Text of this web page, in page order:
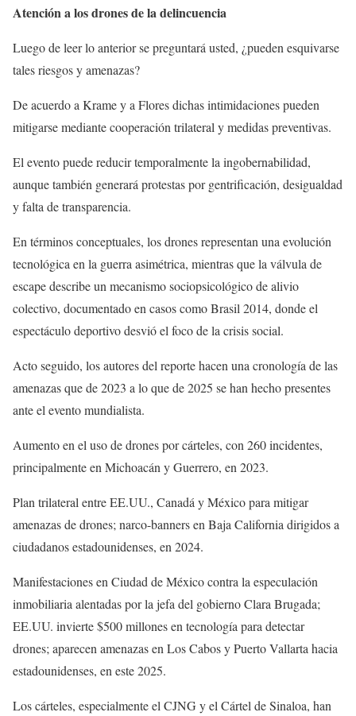
Atención a los drones de la delincuencia
Luego de leer lo anterior se preguntará usted, ¿pueden esquivarse
tales riesgos y amenazas?
De acuerdo a Krame y a Flores dichas intimidaciones pueden
mitigarse mediante cooperación trilateral y medidas preventivas.
El evento puede reducir temporalmente la ingobernabilidad,
aunque también generará protestas por gentrificación, desigualdad
y falta de transparencia.
En términos conceptuales, los drones representan una evolución
tecnológica en la guerra asimétrica, mientras que la válvula de
escape describe un mecanismo sociopsicológico de alivio
colectivo, documentado en casos como Brasil 2014, donde el
espectáculo deportivo desvió el foco de la crisis social.
Acto seguido, los autores del reporte hacen una cronología de las
amenazas que de 2023 a lo que de 2025 se han hecho presentes
ante el evento mundialista.
Aumento en el uso de drones por cárteles, con 260 incidentes,
principalmente en Michoacán y Guerrero, en 2023.
Plan trilateral entre EE.UU., Canadá y México para mitigar
amenazas de drones; narco-banners en Baja California dirigidos a
ciudadanos estadounidenses, en 2024.
Manifestaciones en Ciudad de México contra la especulación
inmobiliaria alentadas por la jefa del gobierno Clara Brugada;
EE.UU. invierte $500 millones en tecnología para detectar
drones; aparecen amenazas en Los Cabos y Puerto Vallarta hacia
estadounidenses, en este 2025.
Los cárteles, especialmente el CJNG y el Cártel de Sinaloa, han